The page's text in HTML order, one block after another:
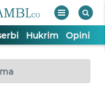
Hukrim Opini